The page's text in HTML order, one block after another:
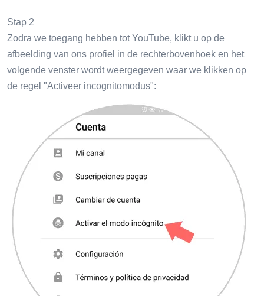
Stap 2
Zodra we toegang hebben tot YouTube, klikt u op de
afbeelding van ons profiel in de rechterbovenhoek en het
volgende venster wordt weergegeven waar we klikken op
de regel "Activeer incognitomodus":